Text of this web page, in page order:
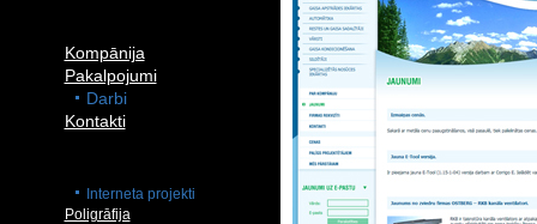
Kompānija
Pakalpojumi
Darbi
Kontakti
Interneta projekti
Poligrāfija